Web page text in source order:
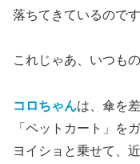
落ちてきているのです
これじゃあ、いつも
コロちゃんは、傘を
「ペットカート」を
ヨイショと乗せて、